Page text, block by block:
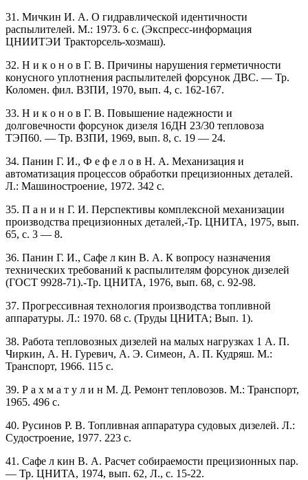
31. Мичкин И. А. О гидравлической идентичности
распылителей. М.: 1973. 6 с. (Экспресс-информация
ЦНИИТЭИ Тракторсель-хозмаш).
32. Н и к о н о в Г. В. Причины нарушения герметичности
конусного уплотнения распылителей форсунок ДВС. — Тр.
Коломен. фил. ВЗПИ, 1970, вып. 4, с. 162-167.
33. Н и к о н о в Г. В. Повышение надежности и
долговечности форсунок дизеля 16ДН 23/30 тепловоза
ТЭП60. — Тр. ВЗПИ, 1969, вып. 8, с. 19 — 24.
34. Панин Г. И., Ф е ф е л о в Н. А. Механизация и
автоматизация процессов обработки прецизионных деталей.
Л.: Машиностроение, 1972. 342 с.
35. П а н и н Г. И. Перспективы комплексной механизации
производства прецизионных деталей,-Тр. ЦНИТА, 1975, вып.
65, с. 3 — 8.
36. Панин Г. И., Сафе л кин В. А. К вопросу назначения
технических требований к распылителям форсунок дизелей
(ГОСТ 9928-71).-Тр. ЦНИТА, 1976, вып. 68, с. 92-98.
37. Прогрессивная технология производства топливной
аппаратуры. Л.: 1970. 68 с. (Труды ЦНИТА; Вып. 1).
38. Работа тепловозных дизелей на малых нагрузках 1 А. П.
Чиркин, А. Н. Гуревич, А. Э. Симеон, А. П. Кудряш. М.:
Транспорт, 1966. 115 с.
39. Р а х м а т у л и н М. Д. Ремонт тепловозов. М.: Транспорт,
1965. 496 с.
40. Русинов Р. В. Топливная аппаратура судовых дизелей. Л.:
Судостроение, 1977. 223 с.
41. Сафе л кин В. А. Расчет собираемости прецизионных пар.
— Тр. ЦНИТА, 1974, вып. 62, Л., с. 15-22.